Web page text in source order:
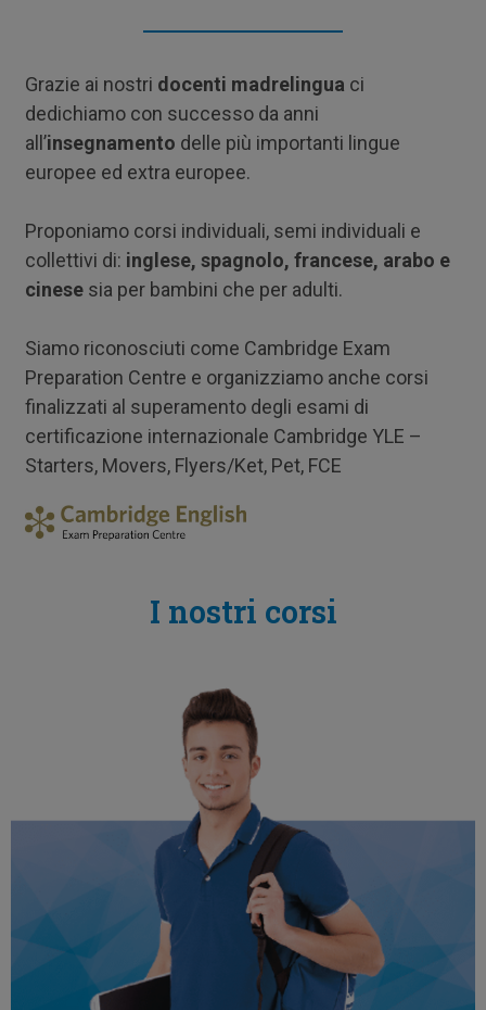
Grazie ai nostri docenti madrelingua ci
dedichiamo con successo da anni
all’insegnamento delle più importanti lingue
europee ed extra europee.
Proponiamo corsi individuali, semi individuali e
collettivi di: inglese, spagnolo, francese, arabo e
cinese sia per bambini che per adulti.
Siamo riconosciuti come Cambridge Exam
Preparation Centre e organizziamo anche corsi
finalizzati al superamento degli esami di
certificazione internazionale Cambridge YLE –
Starters, Movers, Flyers/Ket, Pet, FCE
I nostri corsi